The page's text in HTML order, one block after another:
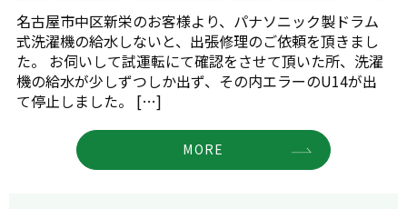
名古屋市中区新栄のお客様より、パナソニック製ドラム
式洗濯機の給水しないと、出張修理のご依頼を頂きまし
た。 お伺いして試運転にて確認をさせて頂いた所、洗濯
機の給水が少しずつしか出ず、その内エラーのU14が出
て停止しました。 […]
MORE